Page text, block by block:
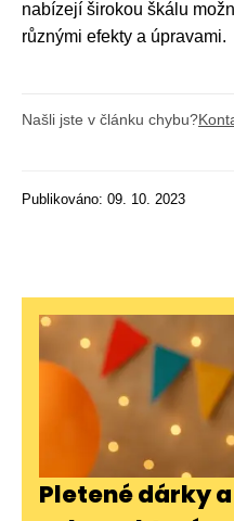
nabízejí širokou škálu
různými efekty a úpravami.
Našli jste v článku chybu?
Publikováno: 09. 10. 2023
Pletené dárky